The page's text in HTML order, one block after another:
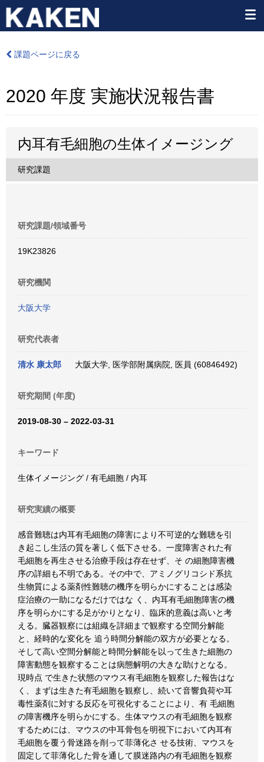
課題ページに戻る
2020 年度 実施状況報告書
内耳有毛細胞の生体イメージング
研究課題
研究課題/領域番号
19K23826
研究機関
大阪大学
研究代表者
清水 康太郎 大阪大学, 医学部附属病院, 医員 (60846492)
研究期間 (年度)
2019-08-30 – 2022-03-31
キーワード
生体イメージング / 有毛細胞 / 内耳
研究実績の概要
感音難聴は内耳有毛細胞の障害により不可逆的な難聴を引
き起こし生活の質を著しく低下させる。一度障害された有
毛細胞を再生させる治療手段は存在せず、そ の細胞障害機
序の詳細も不明である。その中で、アミノグリコシド系抗
生物質による薬剤性難聴の機序を明らかにすることは感染
症治療の一助になるだけではな く、内耳有毛細胞障害の機
序を明らかにする足がかりとなり、臨床的意義は高いと考
える。臓器観察には組織を詳細まで観察する空間分解能
と、経時的な変化を 追う時間分解能の双方が必要となる。
そして高い空間分解能と時間分解能を以って生きた細胞の
障害動態を観察することは病態解明の大きな助けとなる。
現時点 で生きた状態のマウス有毛細胞を観察した報告はな
く、まずは生きた有毛細胞を観察し、続いて音響負荷や耳
毒性薬剤に対する反応を可視化することにより、有 毛細胞
の障害機序を明らかにする。生体マウスの有毛細胞を観察
するためには、マウスの中耳骨包を明視下において内耳有
毛細胞を覆う骨迷路を削って菲薄化さ せる技術、マウスを
固定して菲薄化した骨を通して膜迷路内の有毛細胞を観察